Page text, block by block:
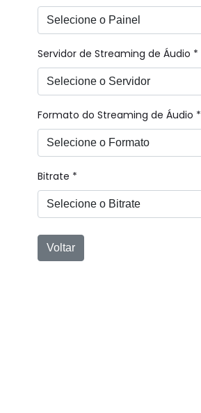
Servidor de Streaming de Áudio *
Formato do Streaming de Áudio *
Bitrate *
Voltar